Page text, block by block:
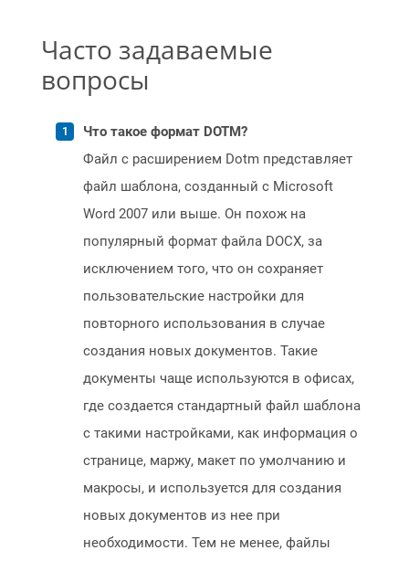
Часто задаваемые
вопросы
Что такое формат DOTM?
Файл с расширением Dotm представляет
файл шаблона, созданный с Microsoft
Word 2007 или выше. Он похож на
популярный формат файла DOCX, за
исключением того, что он сохраняет
пользовательские настройки для
повторного использования в случае
создания новых документов. Такие
документы чаще используются в офисах,
где создается стандартный файл шаблона
с такими настройками, как информация о
странице, маржу, макет по умолчанию и
макросы, и используется для создания
новых документов из нее при
необходимости. Тем не менее, файлы